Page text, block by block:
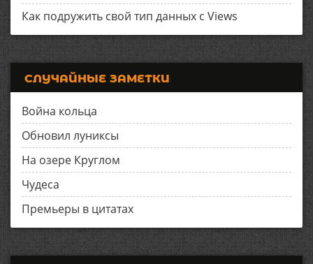
Как подружить свой тип данных с Views
СЛУЧАЙНЫЕ ЗАМЕТКИ
Война кольца
Обновил луниксы
На озере Круглом
Чудеса
Премьеры в цитатах